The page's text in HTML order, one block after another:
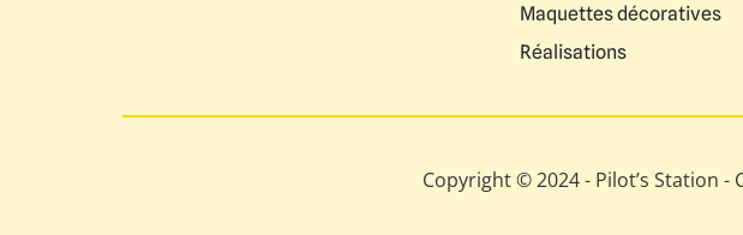
Maquettes décoratives
Réalisations
Copyright © 2024 - Pilot’s Station -